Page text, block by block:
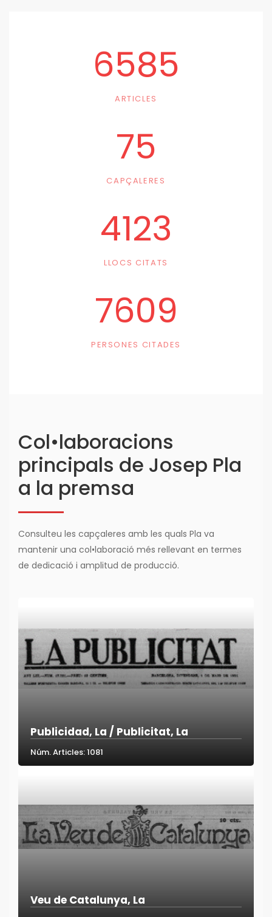
6585
ARTICLES
75
CAPÇALERES
4123
LLOCS CITATS
7609
PERSONES CITADES
Col•laboracions
principals de Josep Pla
a la premsa
Consulteu les capçaleres amb les quals Pla va
mantenir una col•laboració més rellevant en termes
de dedicació i amplitud de producció.
Publicidad, La / Publicitat, La
Núm. Articles: 1081
Veu de Catalunya, La